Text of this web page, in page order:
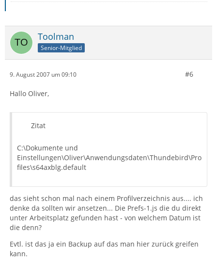
Toolman
Senior-Mitglied
9. August 2007 um 09:10 #6
Hallo Oliver,
Zitat
C:\Dokumente und
Einstellungen\Oliver\Anwendungsdaten\Thundebird\Pro
files\s64axblg.default
das sieht schon mal nach einem Profilverzeichnis aus.... ich
denke da sollten wir ansetzen... Die Prefs-1.js die du direkt
unter Arbeitsplatz gefunden hast - von welchem Datum ist
die denn?
Evtl. ist das ja ein Backup auf das man hier zurück greifen
kann.